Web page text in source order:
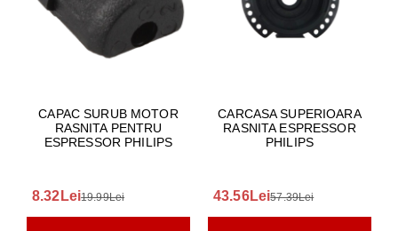
CAPAC SURUB MOTOR
RASNITA PENTRU
ESPRESSOR PHILIPS
8.32Lei19.99Lei
CARCASA SUPERIOARA
RASNITA ESPRESSOR
PHILIPS
43.56Lei57.39Lei